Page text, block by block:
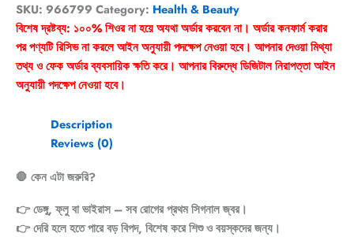
SKU: 966799 Category: Health & Beauty
বিশেষ দ্রষ্টব্য: ১০০% শিওর না হয়ে অযথা অর্ডার করবেন না। অর্ডার কনফার্ম করার
পর পণ্যটি রিসিভ না করলে আইন অনুযায়ী পদক্ষেপ নেওয়া হবে। আপনার দেওয়া মিথ্যা
তথ্য ও ফেক অর্ডার ব্যবসায়িক ক্ষতি করে। আপনার বিরুদ্ধে ডিজিটাল নিরাপত্তা আইন
অনুযায়ী পদক্ষেপ নেওয়া হবে।
Description
Reviews (0)
🛑 কেন এটা জরুরি?
👉 ডেঙ্গু, ফ্লু বা ভাইরাস – সব রোগের প্রথম সিগনাল জ্বর।
👉 দেরি হলে হতে পারে বড় বিপদ, বিশেষ করে শিশু ও বয়স্কদের জন্য।